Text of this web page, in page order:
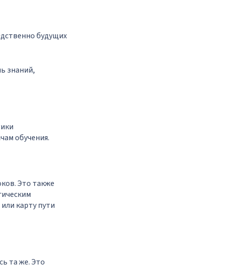
будущих
знаний,
обучения.
Это также
карту пути
та же. Это